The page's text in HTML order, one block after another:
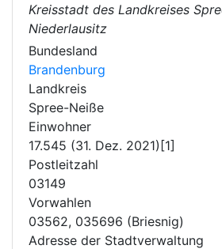
Kreisstadt des Landkreises
Niederlausitz
Bundesland
Brandenburg
Landkreis
Spree-Neiße
Einwohner
17.545 (31. Dez. 2021)[1]
Postleitzahl
03149
Vorwahlen
03562, 035696 (Briesnig)
Adresse der Stadtverwaltung